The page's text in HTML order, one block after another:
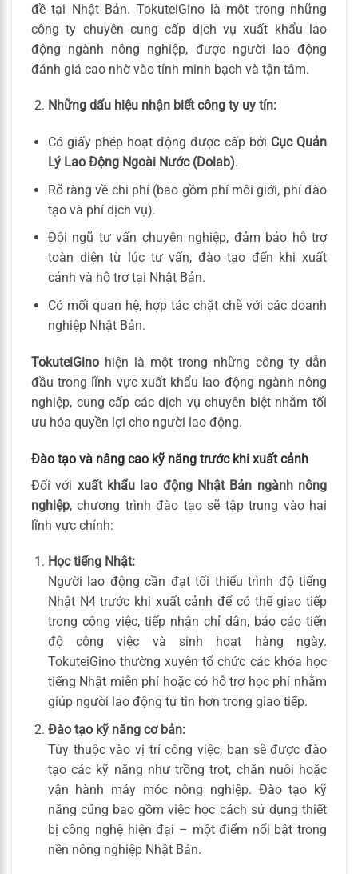
đề tại Nhật Bản. TokuteiGino là một trong những
công ty chuyên cung cấp dịch vụ xuất khẩu lao
động ngành nông nghiệp, được người lao động
đánh giá cao nhờ vào tính minh bạch và tận tâm.
Những dấu hiệu nhận biết công ty uy tín:
Có giấy phép hoạt động được cấp bởi Cục Quản
Lý Lao Động Ngoài Nước (Dolab).
Rõ ràng về chi phí (bao gồm phí môi giới, phí đào
tạo và phí dịch vụ).
Đội ngũ tư vấn chuyên nghiệp, đảm bảo hỗ trợ
toàn diện từ lúc tư vấn, đào tạo đến khi xuất
cảnh và hỗ trợ tại Nhật Bản.
Có mối quan hệ, hợp tác chặt chẽ với các doanh
nghiệp Nhật Bản.
TokuteiGino hiện là một trong những công ty dẫn
đầu trong lĩnh vực xuất khẩu lao động ngành nông
nghiệp, cung cấp các dịch vụ chuyên biệt nhằm tối
ưu hóa quyền lợi cho người lao động.
Đào tạo và nâng cao kỹ năng trước khi xuất cảnh
Đối với xuất khẩu lao động Nhật Bản ngành nông
nghiệp, chương trình đào tạo sẽ tập trung vào hai
lĩnh vực chính:
Học tiếng Nhật:
Người lao động cần đạt tối thiểu trình độ tiếng
Nhật N4 trước khi xuất cảnh để có thể giao tiếp
trong công việc, tiếp nhận chỉ dẫn, báo cáo tiến
độ công việc và sinh hoạt hàng ngày.
TokuteiGino thường xuyên tổ chức các khóa học
tiếng Nhật miễn phí hoặc có hỗ trợ học phí nhằm
giúp người lao động tự tin hơn trong giao tiếp.
Đào tạo kỹ năng cơ bản:
Tùy thuộc vào vị trí công việc, bạn sẽ được đào
tạo các kỹ năng như trồng trọt, chăn nuôi hoặc
vận hành máy móc nông nghiệp. Đào tạo kỹ
năng cũng bao gồm việc học cách sử dụng thiết
bị công nghệ hiện đại – một điểm nổi bật trong
nền nông nghiệp Nhật Bản.